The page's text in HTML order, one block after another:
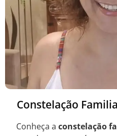
Constelação
Conheça a constelação